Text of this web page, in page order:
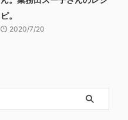
ピ。
2020/7/20